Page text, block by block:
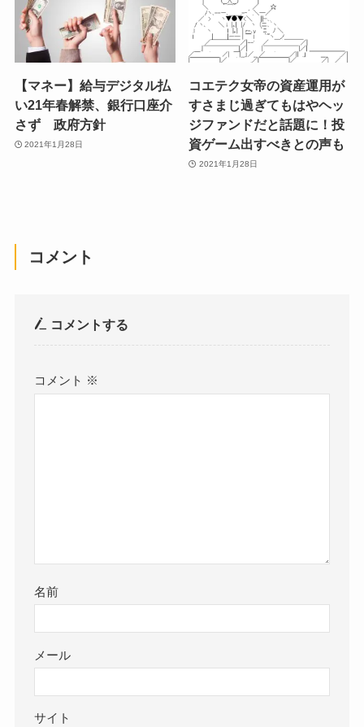
【マネー】給与デジタル払
い21年春解禁、銀行口座介
さず 政府方針
2021年1月28日
コエテク女帝の資産運用が
すさまじ過ぎてもはやヘッ
ジファンドだと話題に！投
資ゲーム出すべきとの声も
2021年1月28日
コメント
コメントする
コメント ※
名前
メール
サイト